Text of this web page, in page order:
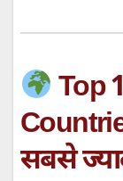
Top
सबसे